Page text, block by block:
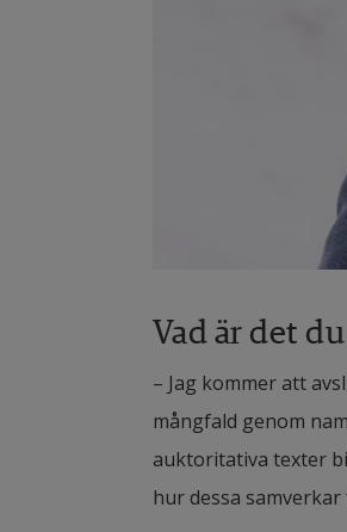
Vad är det
– Jag kommer att
mångfald genom
auktoritativa texter
hur dessa